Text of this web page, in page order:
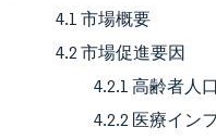
4.1 市場概要
4.2 市場促進要因
4.2.1 高齢者人
4.2.2 医療イン